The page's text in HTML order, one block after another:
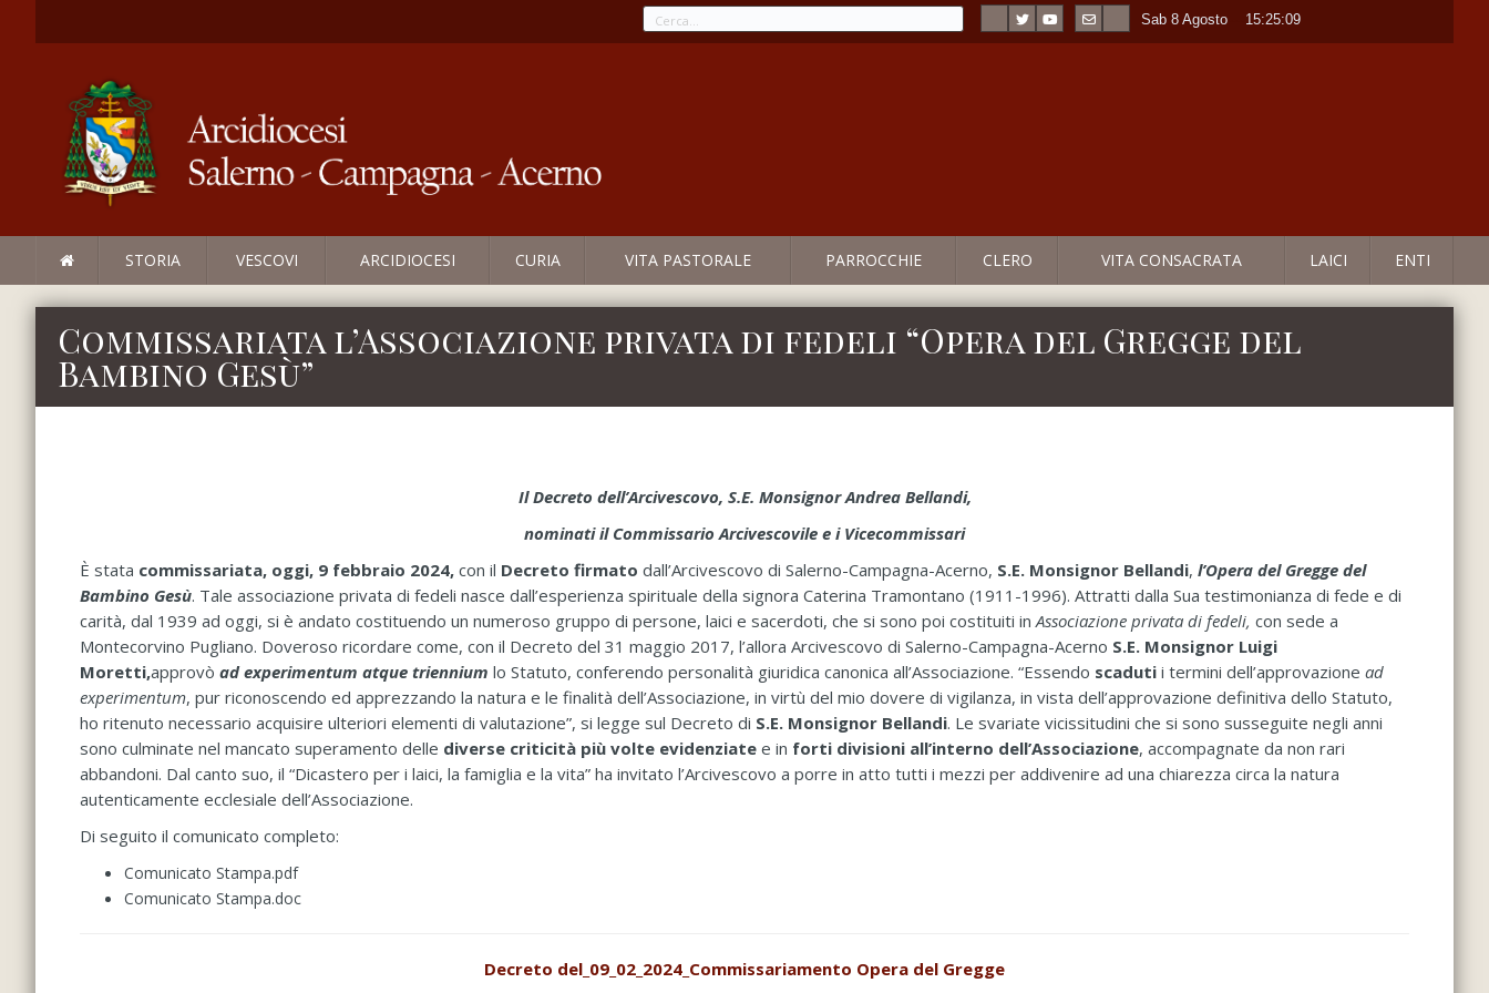
Sab 8 Agosto 15:25:09
STORIA VESCOVI ARCIDIOCESI CURIA VITA PASTORALE PARROCCHIE CLERO VITA CONSACRATA LAICI ENTI
Commissariata l’Associazione privata di fedeli “Opera del Gregge del
Bambino Gesù”
Il Decreto dell’Arcivescovo, S.E. Monsignor Andrea Bellandi,
nominati il Commissario Arcivescovile e i Vicecommissari
È stata commissariata, oggi, 9 febbraio 2024, con il Decreto firmato dall’Arcivescovo di Salerno-Campagna-Acerno, S.E. Monsignor Bellandi, l’Opera del Gregge del
Bambino Gesù. Tale associazione privata di fedeli nasce dall’esperienza spirituale della signora Caterina Tramontano (1911-1996). Attratti dalla Sua testimonianza di fede e di
carità, dal 1939 ad oggi, si è andato costituendo un numeroso gruppo di persone, laici e sacerdoti, che si sono poi costituiti inAssociazione privata di fedeli, con sede a
Montecorvino Pugliano. Doveroso ricordare come, con il Decreto del 31 maggio 2017, l’allora Arcivescovo di Salerno-Campagna-Acerno S.E. Monsignor Luigi
Moretti,approvò ad experimentum atque triennium lo Statuto, conferendo personalità giuridica canonica all’Associazione. “Essendo scaduti i termini dell’approvazione ad
experimentum, pur riconoscendo ed apprezzando la natura e le finalità dell’Associazione, in virtù del mio dovere di vigilanza, in vista dell’approvazione definitiva dello Statuto,
ho ritenuto necessario acquisire ulteriori elementi di valutazione”, si legge sul Decreto di S.E. Monsignor Bellandi. Le svariate vicissitudini che si sono susseguite negli anni
sono culminate nel mancato superamento delle diverse criticità più volte evidenziate e in forti divisioni all’interno dell’Associazione, accompagnate da non rari
abbandoni. Dal canto suo, il “Dicastero per i laici, la famiglia e la vita” ha invitato l’Arcivescovo a porre in atto tutti i mezzi per addivenire ad una chiarezza circa la natura
autenticamente ecclesiale dell’Associazione.
Di seguito il comunicato completo:
Comunicato Stampa.pdf
Comunicato Stampa.doc
Decreto del_09_02_2024_Commissariamento Opera del Gregge